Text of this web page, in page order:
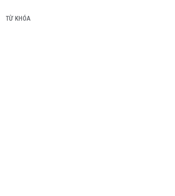
TỪ KHÓA